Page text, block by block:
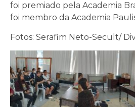
foi premiado pela Academia
foi membro da Academia
Fotos: Serafim Neto-Secult/